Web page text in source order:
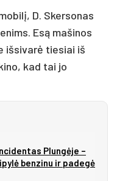
D. Skersonas
Esą mašinos
išsivarė tiesiai iš
kad tai jo
Plun­gė­je –
ben­zi­nu ir pa­de­gė